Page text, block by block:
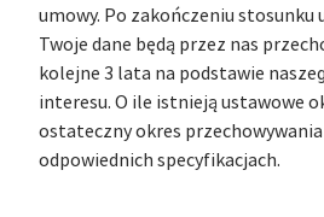
umowy. Po zakończeniu stosunku
Twoje dane będą przez nas
kolejne 3 lata na podstawie
interesu. O ile istnieją ustawowe
ostateczny okres
odpowiednich specyfikacjach.